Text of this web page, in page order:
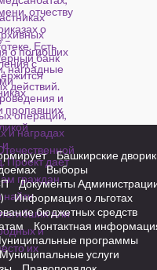
Башкирские
Выборы
Документы
Информация о льготах
бюджетных средств
Контактная
программы
Муниципальные услуги